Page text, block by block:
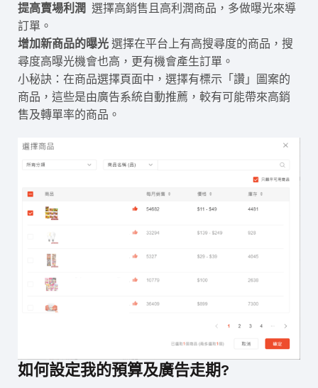
提高賣場利潤 選擇高銷售且高利潤商品，多做曝光來導
訂單。
增加新商品的曝光 選擇在平台上有高搜尋度的商品，搜
尋度高曝光機會也高，更有機會產生訂單。
小秘訣：在商品選擇頁面中，選擇有標示「讚」圖案的
商品，這些是由廣告系統自動推薦，較有可能帶來高銷
售及轉單率的商品。
如何設定我的預算及廣告走期?